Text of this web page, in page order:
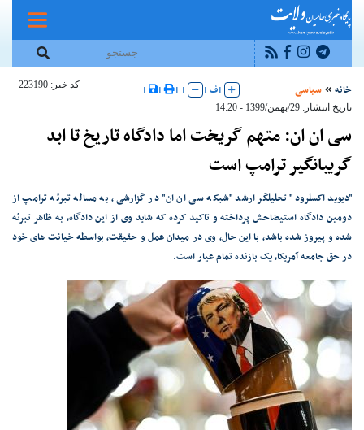
خانه سیاسی |ف |
|
|
|
|
کد خبر: 223190
تاریخ انتشار: 29/بهمن/1399 - 14:20
سی ان ان: متهم گریخت اما دادگاه تاریخ تا ابد
گریبانگیر ترامپ است
"دیوید اکسلرود" تحلیلگر ارشد "شبکه سی ان ان" در گزارشی، به مساله تبرئه ترامپ از
دومین دادگاه استیضاحش پرداخته و تاکید کرده که شاید وی از این دادگاه، به ظاهر تبرئه
شده و پیروز شده باشد، با این حال، وی در میدان عمل و حقیقت، بواسطه خیانت های خود
در حق جامعه آمریکا، یک بازنده تمام عیار است.